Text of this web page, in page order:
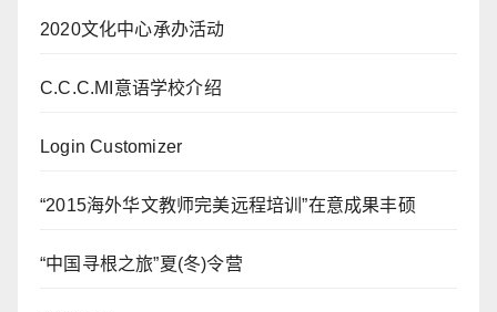
2020文化中心承办活动
C.C.C.MI意语学校介绍
Login Customizer
“2015海外华文教师完美远程培训”在意成果丰硕
“中国寻根之旅”夏(冬)令营